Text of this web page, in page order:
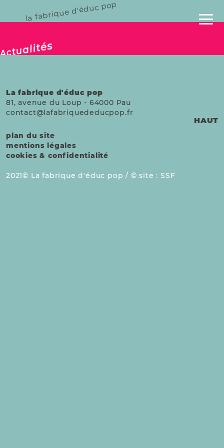
la fabrique d'éduc pop
publié le 14 fév. 2026
La fabrique d'éduc pop
81, avenue du Loup - 64000 Pau
contact@lafabriquededucpop.fr
plan du site
mentions légales
cookies & confidentialité
2021 La fabrique d'éduc pop / site :SSF
HAUT